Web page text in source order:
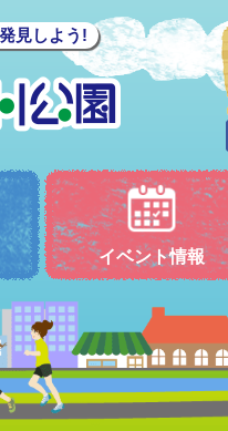
見しよう!
イベント情報